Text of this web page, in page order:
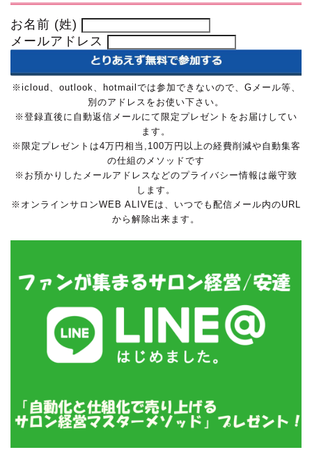
お名前 (姓)
メールアドレス
※icloud、outlook、hotmailでは参加できないので、Gメール等、
別のアドレスをお使い下さい。
※登録直後に自動返信メールにて限定プレゼントをお届けしてい
ます。
※限定プレゼントは4万円相当,100万円以上の経費削減や自動集客
の仕組のメソッドです
※お預かりしたメールアドレスなどのプライバシー情報は厳守致
します。
※オンラインサロンWEB ALIVEは、いつでも配信メール内のURL
から解除出来ます。